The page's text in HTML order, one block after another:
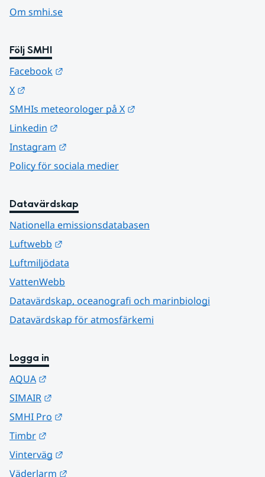
Om smhi.se
Följ SMHI
Facebook
X
SMHIs meteorologer på X
Linkedin
Instagram
Policy för sociala medier
Datavärdskap
Nationella emissionsdatabasen
Luftwebb
Luftmiljödata
VattenWebb
Datavärdskap, oceanografi och marinbiologi
Datavärdskap för atmosfärkemi
Logga in
AQUA
SIMAIR
SMHI Pro
Timbr
Vinterväg
Väderlarm